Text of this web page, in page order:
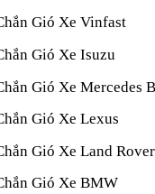
Gió Xe Vinfast
Gió Xe Isuzu
Gió Xe Mercedes
Gió Xe Lexus
Gió Xe Land Rover
Gió Xe BMW